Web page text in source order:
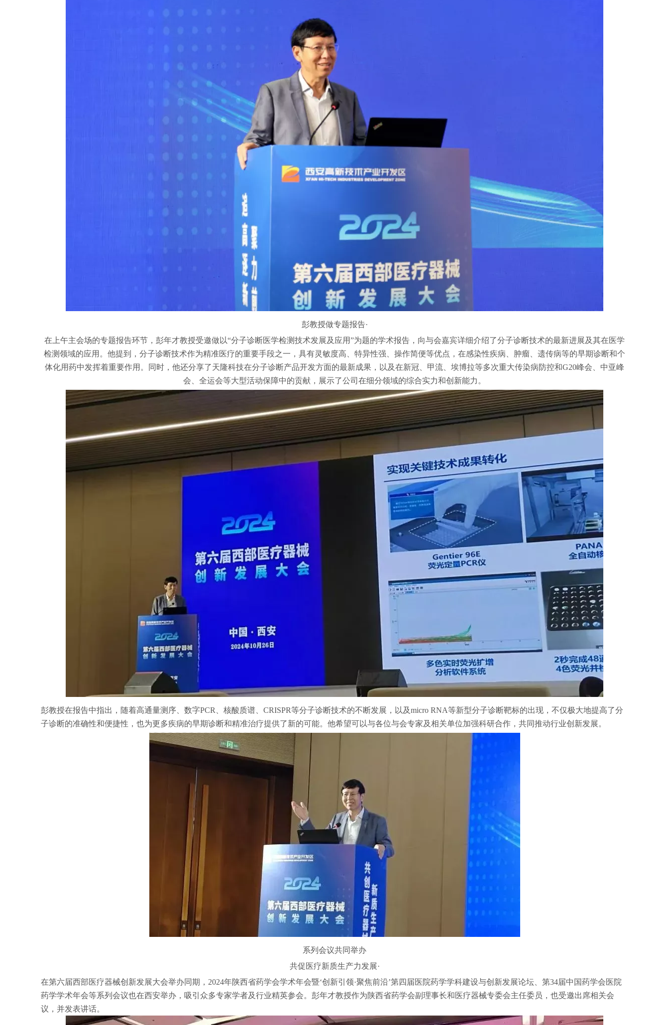
彭教授做专题报告·
在上午主会场的专题报告环节，彭年才教授受邀做以“分子诊断医学检测技术发展及应用”为题的学术报告，向与会嘉宾详细介绍了分子诊断技术的最新进展及其在医学
检测领域的应用。他提到，分子诊断技术作为精准医疗的重要手段之一，具有灵敏度高、特异性强、操作简便等优点，在感染性疾病、肿瘤、遗传病等的早期诊断和个
体化用药中发挥着重要作用。同时，他还分享了天隆科技在分子诊断产品开发方面的最新成果，以及在新冠、甲流、埃博拉等多次重大传染病防控和G20峰会、中亚峰
会、全运会等大型活动保障中的贡献，展示了公司在细分领域的综合实力和创新能力。
彭教授在报告中指出，随着高通量测序、数字PCR、核酸质谱、CRISPR等分子诊断技术的不断发展，以及micro RNA等新型分子诊断靶标的出现，不仅极大地提高了分
子诊断的准确性和便捷性，也为更多疾病的早期诊断和精准治疗提供了新的可能。他希望可以与各位与会专家及相关单位加强科研合作，共同推动行业创新发展。
系列会议共同举办
共促医疗新质生产力发展·
在第六届西部医疗器械创新发展大会举办同期，2024年陕西省药学会学术年会暨‘创新引领·聚焦前沿’第四届医院药学学科建设与创新发展论坛、第34届中国药学会医院
药学学术年会等系列会议也在西安举办，吸引众多专家学者及行业精英参会。彭年才教授作为陕西省药学会副理事长和医疗器械专委会主任委员，也受邀出席相关会
议，并发表讲话。